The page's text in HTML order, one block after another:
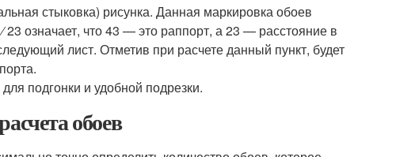
стыковка) рисунка. Данная маркировка обоев
означает, что 43 — это раппорт, а 23 — расстояние в
лист. Отметив при расчете данный пункт, будет
подгонки и удобной подрезки.
обоев